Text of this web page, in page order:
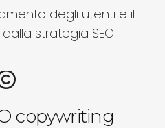
degli utenti e il
strategia SEO.
copywriting